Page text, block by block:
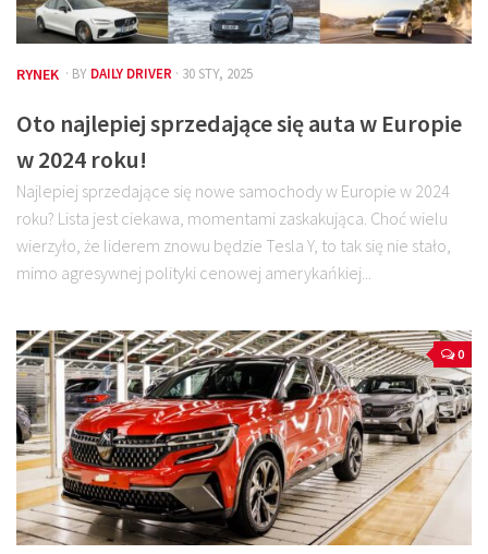
RYNEK · BY DAILY DRIVER · 30 STY, 2025
Oto najlepiej sprzedające się auta w Europie
w 2024 roku!
Najlepiej sprzedające się nowe samochody w Europie w 2024
roku? Lista jest ciekawa, momentami zaskakująca. Choć wielu
wierzyło, że liderem znowu będzie Tesla Y, to tak się nie stało,
mimo agresywnej polityki cenowej amerykańkiej...
0